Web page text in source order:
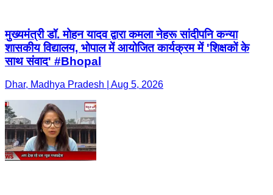
मुख्यमंत्री डॉ. मोहन यादव द्वारा कमला नेहरू सांदीपनि कन्या
शासकीय विद्यालय, भोपाल में आयोजित कार्यक्रम में 'शिक्षकों के
साथ संवाद' #Bhopal
Dhar, Madhya Pradesh | Aug 5, 2026